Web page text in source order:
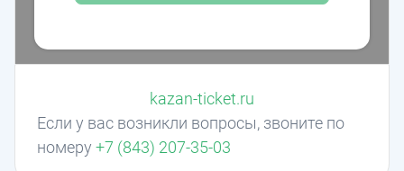
Если у вас возникли вопросы, звоните по
номеру+7 (843) 207-35-03
kazan-ticket.ru